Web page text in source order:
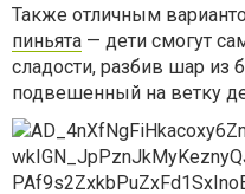
Также отличным
пиньята — дети смогут
сладости, разбив шар из
подвешенный на ветку